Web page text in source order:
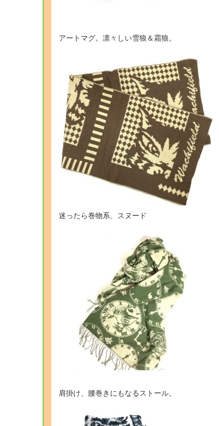
アートマグ。凛々しい雪狼＆霜狼。
迷ったら巻物系、スヌード
肩掛け、腰巻きにもなるストール。